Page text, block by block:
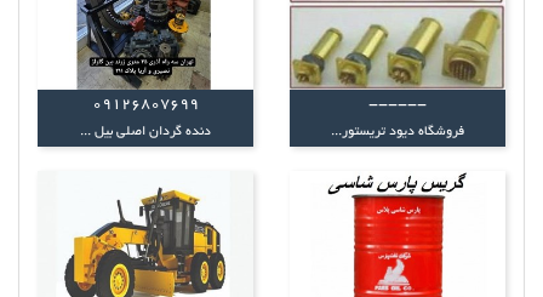
------
فروشگاه دیود تریستور...
09126807699
دنده گردان اصلی بیل ...